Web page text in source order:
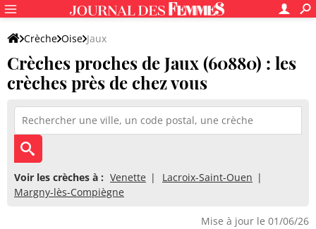
Crèche Oise Jaux
Crèches proches de Jaux (60880) : les
crèches près de chez vous
Voir les crèches à : Venette
Lacroix-Saint-Ouen
Margny-lès-Compiègne
Mise à jour le 01/06/26